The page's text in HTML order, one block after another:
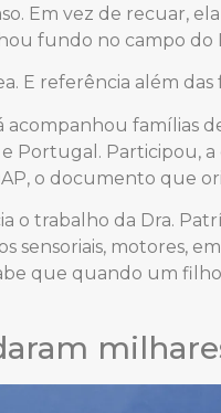
Em vez de recuar,
fundo no campo do
E referência além das
acompanhou famílias
Portugal. Participou,
o documento que
o trabalho da Dra.
sensoriais, motores,
que quando um